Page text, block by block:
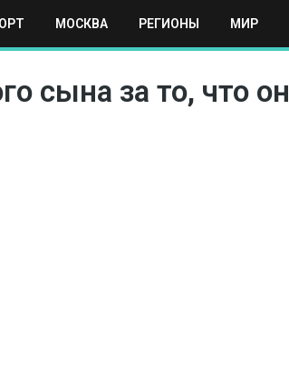
МОСКВА РЕГИОНЫ МИР
сына за то, что он